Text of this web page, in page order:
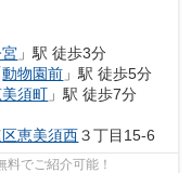
」駅 徒歩3分
動物園前 」駅 徒歩5分
須町 」駅 徒歩7分
恵美須西３丁目15-6
でご紹介可能！